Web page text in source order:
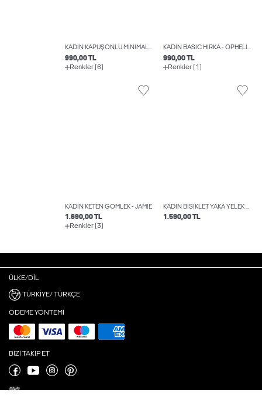
KADIN KAPÜŞONLU MINIMAL LOGO BASKILI SWEATSHIRT - ABBIE
990,00 TL
Renkler (6)
KADIN BASIC HIRKA - OPHELIA
990,00 TL
Renkler (1)
KADIN KETEN GÖMLEK - JAMIE
1.690,00 TL
Renkler (3)
KADIN BISIKLET YAKA YELEK - ANA
1.590,00 TL
ÜLKE/DIL
TÜRKIYE/ TÜRKÇE
ÖDEME YÖNTEMI
BIZI TAKIP ET